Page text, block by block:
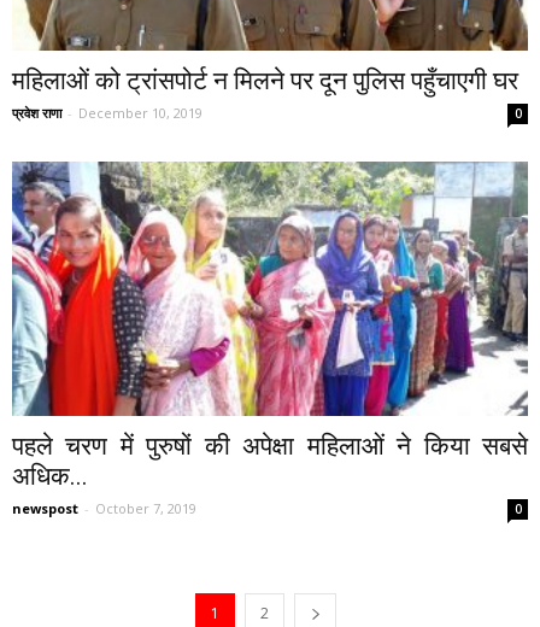
महिलाओं को ट्रांसपोर्ट न मिलने पर दून पुलिस पहुँचाएगी घर
प्रवेश राणा - December 10, 2019 0
पहले चरण में पुरुषों की अपेक्षा महिलाओं ने किया सबसे
अधिक...
newspost - October 7, 2019 0
1 2